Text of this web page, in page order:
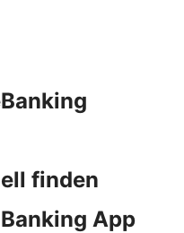
finden
App